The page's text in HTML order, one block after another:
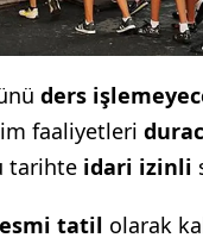
ders
faaliyetleri
tarihte idari izinli
tatil olarak